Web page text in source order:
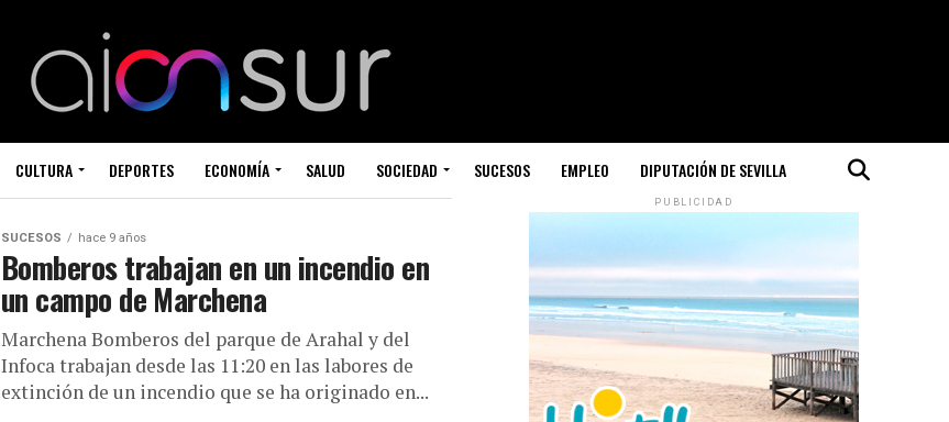
CULTURA DEPORTES ECONOMÍA SALUD SOCIEDAD SUCESOS EMPLEO DIPUTACIÓN DE SEVILLA
SUCESOS hace 9 años
Bomberos trabajan en un incendio en
un campo de Marchena
Marchena Bomberos del parque de Arahal y del
Infoca trabajan desde las 11:20 en las labores de
extinción de un incendio que se ha originado en...
PUBLICIDAD